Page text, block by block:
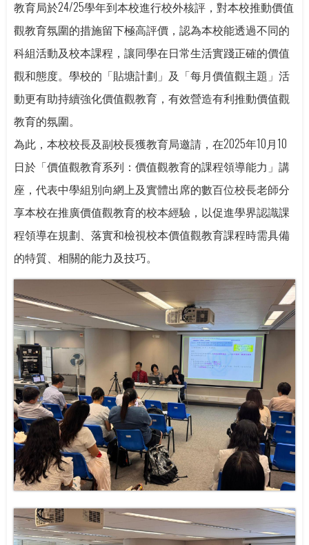
教育局於24/25學年到本校進行校外核評，對本校推動價值
觀教育氛圍的措施留下極高評價，認為本校能透過不同的
科組活動及校本課程，讓同學在日常生活實踐正確的價值
觀和態度。學校的「貼塘計劃」及「每月價值觀主題」活
動更有助持續強化價值觀教育，有效營造有利推動價值觀
教育的氛圍。
為此，本校校長及副校長獲教育局邀請，在2025年10月10
日於「價值觀教育系列：價值觀教育的課程領導能力」講
座，代表中學組別向網上及實體出席的數百位校長老師分
享本校在推廣價值觀教育的校本經驗，以促進學界認識課
程領導在規劃、落實和檢視校本價值觀教育課程時需具備
的特質、相關的能力及技巧。